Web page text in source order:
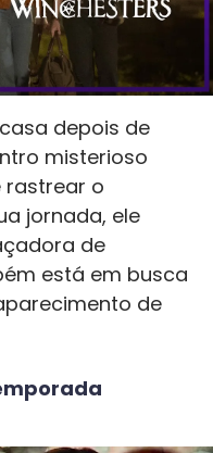
depois de
misterioso
rastrear o
jornada, ele
de
está em busca
de